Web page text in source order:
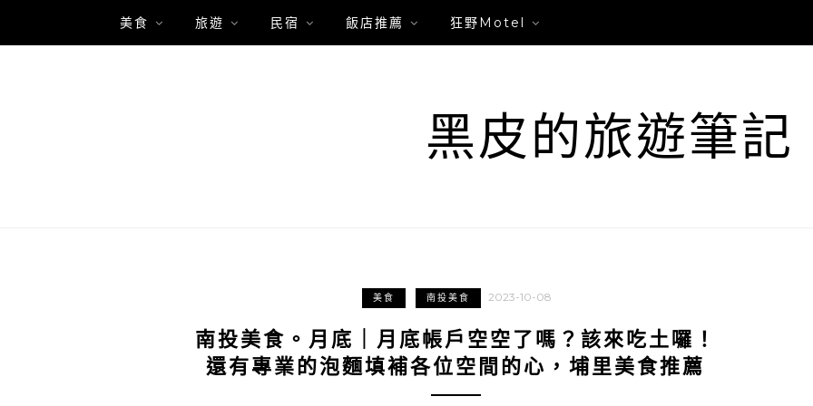
美食 旅遊 民宿 飯店推薦 狂野Motel
黑皮的旅遊筆記
美食 南投美食 2023-10-08
南投美食。月底｜月底帳戶空空了嗎？該來吃土囉！
還有專業的泡麵填補各位空間的心，埔里美食推薦